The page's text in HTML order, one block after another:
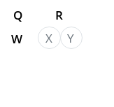
Q
R
W X
Y